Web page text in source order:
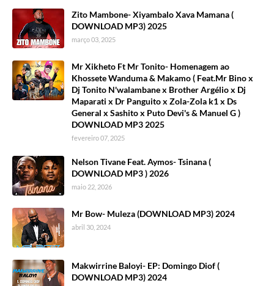
Zito Mambone- Xiyambalo Xava Mamana (
DOWNLOAD MP3) 2025
março 03, 2025
Mr Xikheto Ft Mr Tonito- Homenagem ao
Khossete Wanduma & Makamo ( Feat.Mr Bino x
Dj Tonito N'walambane x Brother Argélio x Dj
Maparati x Dr Panguito x Zola-Zola k1 x Ds
General x Sashito x Puto Devi's & Manuel G )
DOWNLOAD MP3 2025
fevereiro 07, 2025
Nelson Tivane Feat. Aymos- Tsinana (
DOWNLOAD MP3 ) 2026
maio 22, 2026
Mr Bow- Muleza (DOWNLOAD MP3) 2024
abril 30, 2024
Makwirrine Baloyi- EP: Domingo Diof (
DOWNLOAD MP3) 2024